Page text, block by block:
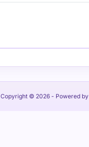
Copyright © 2026 - Powered by